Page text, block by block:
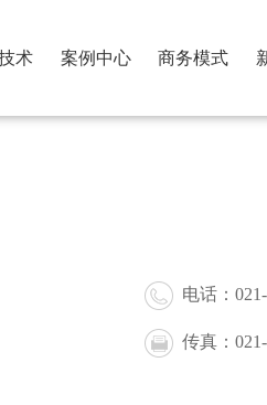
术 案例中心 商务模式
电话：
传真：